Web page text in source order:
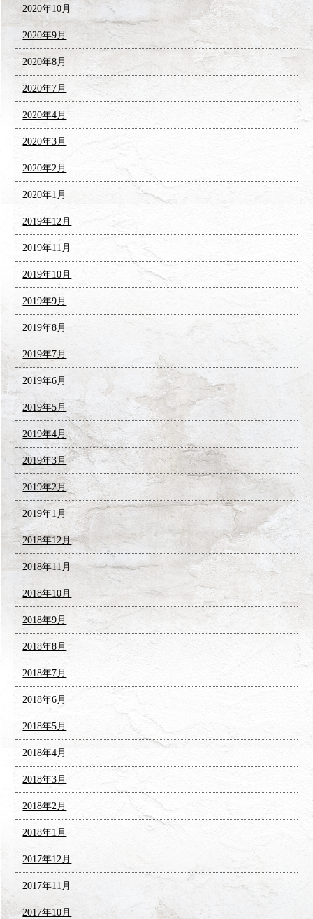
2020年10月
2020年9月
2020年8月
2020年7月
2020年4月
2020年3月
2020年2月
2020年1月
2019年12月
2019年11月
2019年10月
2019年9月
2019年8月
2019年7月
2019年6月
2019年5月
2019年4月
2019年3月
2019年2月
2019年1月
2018年12月
2018年11月
2018年10月
2018年9月
2018年8月
2018年7月
2018年6月
2018年5月
2018年4月
2018年3月
2018年2月
2018年1月
2017年12月
2017年11月
2017年10月